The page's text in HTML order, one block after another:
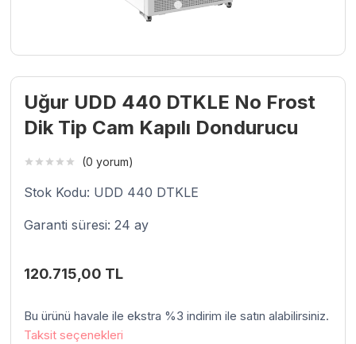
Uğur UDD 440 DTKLE No Frost
Dik Tip Cam Kapılı Dondurucu
(0 yorum)
Stok Kodu: UDD 440 DTKLE
Garanti süresi: 24 ay
120.715,00 TL
Bu ürünü havale ile ekstra %3 indirim ile satın alabilirsiniz.
Taksit seçenekleri